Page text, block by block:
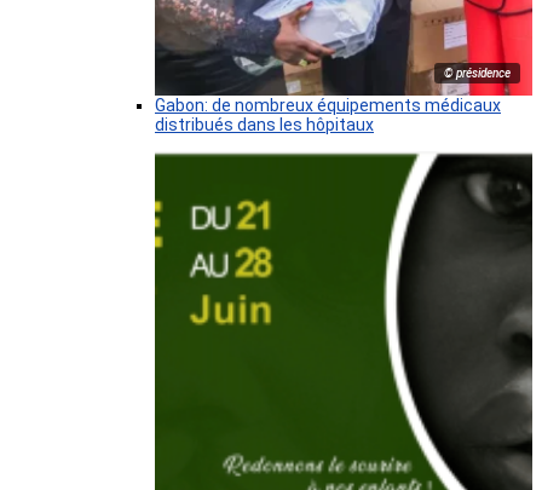
© présidence
Gabon: de nombreux équipements médicaux
distribués dans les hôpitaux